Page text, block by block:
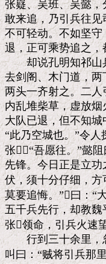
张嶷、吴班、吴懿
敢来追，乃引兵往见
不可轻动。不如坚
退，正可乘势追之
却说孔明知祁山兵
去剑阁、木门道，
两头一齐射之。二
内乱堆柴草，虚放
大队已退，但不知
“此乃空城也。”令
张：“吾愿往。”懿
先锋。今日正是立功
伏，须十分仔细，方
莫要追悔。”曰：“
五千兵先行，却教
张领命，引兵火速
行到三十余里，忽
叫曰：“贼将引兵那